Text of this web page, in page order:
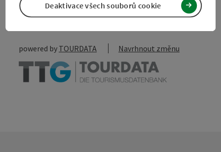
Vytvořit PDF
V okolí
powered by TOURDATA Navrhnout změnu
Deaktivace všech souborů cookie